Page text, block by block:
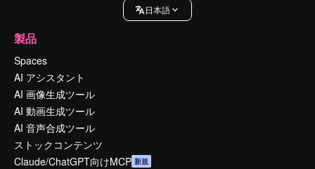
日本語
製品
Spaces
AI アシスタント
AI 画像生成ツール
AI 動画生成ツール
AI 音声合成ツール
ストックコンテンツ
Claude/ChatGPT向けMCP 新規